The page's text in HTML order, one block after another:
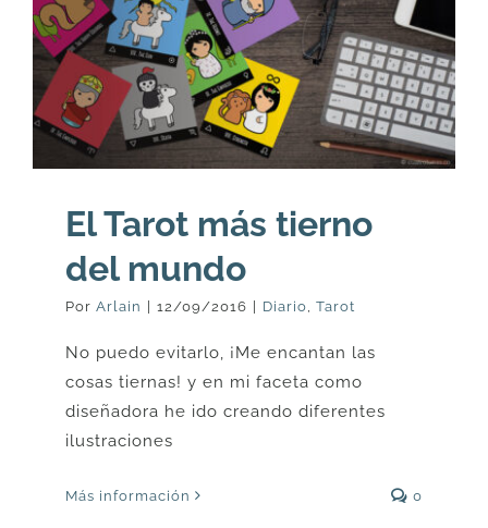
El Tarot más tierno
del mundo
Por Arlain | 12/09/2016 | Diario Tarot
No puedo evitarlo, ¡Me encantan las
cosas tiernas! y en mi faceta como
diseñadora he ido creando diferentes
ilustraciones
Más información 0